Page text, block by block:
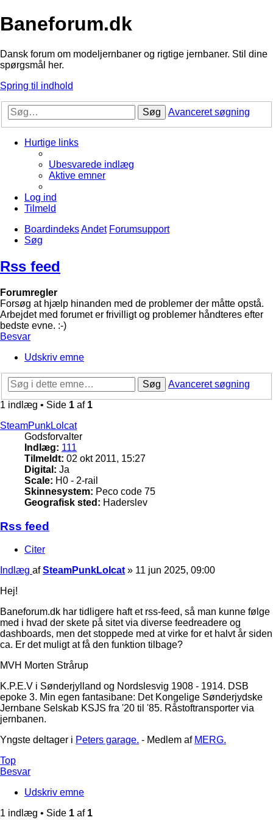
Baneforum.dk
Dansk forum om modeljernbaner og rigtige jernbaner. Stil dine
spørgsmål her.
Spring til indhold
Søg Avanceret søgning
Hurtige links
Ubesvarede indlæg
Aktive emner
Log ind
Tilmeld
BoardindeksAndet Forumsupport
Søg
Rss feed
Forumregler
Forsøg at hjælp hinanden med de problemer der måtte opstå.
Arbejdet med forumet er frivilligt og problemer håndteres efter
bedste evne. :-)
Besvar
Udskriv emne
Søg
Avanceret søgning
1 indlæg • Side 1 af 1
SteamPunkLolcat
Godsforvalter
Indlæg: 111
Tilmeldt: 02 okt 2011, 15:27
Digital: Ja
Scale: H0 - 2-rail
Skinnesystem: Peco code 75
Geografisk sted: Haderslev
Rss feed
Citer
Indlæg afSteamPunkLolcat » 11 jun 2025, 09:00
Hej!
Baneforum.dk har tidligere haft et rss-feed, så man kunne følge
med i hvad der skete på sitet via diverse feedreadere og
dashboards, men det stoppede med at virke for et halvt år siden
ca. Er det muligt at få den funktion tilbage?
MVH Morten Strårup
K.P.E.V i Sønderjylland og Nordslesvig 1908 - 1914. DSB
epoke 3. Min egen fantasibane: Det Kongelige Sønderjydske
Jernbane Selskab KSJS fra '20 til '85. Råstoftransporter via
jernbanen.
Yngste deltager i Peters garage. - Medlem af MERG.
Top
Besvar
Udskriv emne
1 indlæg • Side 1 af 1